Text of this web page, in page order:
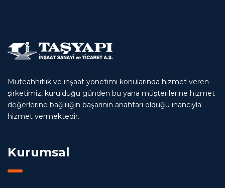
Müteahhitlik ve inşaat yönetimi konularında hizmet veren
şirketimiz, kurulduğu günden bu yana müşterilerine hizmet
değerlerine bağlılığın başarının anahtarı olduğu inancıyla
hizmet vermektedir.
Kurumsal